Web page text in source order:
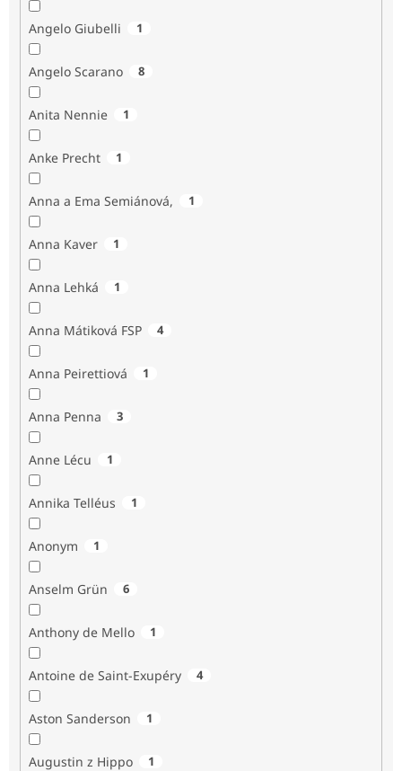
Angelo Giubelli 1
Angelo Scarano 8
Anita Nennie 1
Anke Precht 1
Anna a Ema Semiánová, 1
Anna Kaver 1
Anna Lehká 1
Anna Mátiková FSP 4
Anna Peirettiová 1
Anna Penna 3
Anne Lécu 1
Annika Telléus 1
Anonym 1
Anselm Grün 6
Anthony de Mello 1
Antoine de Saint-Exupéry 4
Aston Sanderson 1
Augustin z Hippo 1